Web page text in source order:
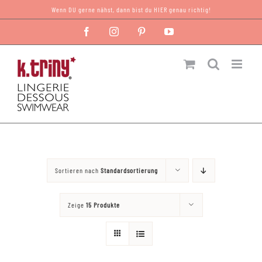
Inhalt
Wenn DU gerne nähst, dann bist du HIER genau richtig!
FacebookInstagramPinterest
Sortieren nach Standardsortierung
Zeige 15 Produkte